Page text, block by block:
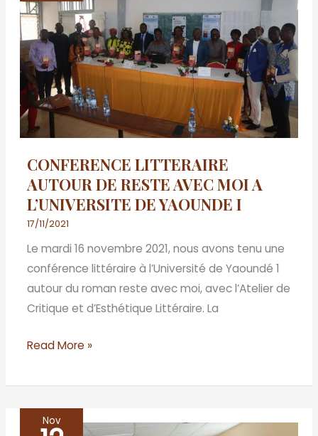
CONFERENCE LITTERAIRE
AUTOUR DE RESTE AVEC MOI A
L’UNIVERSITE DE YAOUNDE I
17/11/2021
Le mardi 16 novembre 2021, nous avons tenu une
conférence littéraire à l’Université de Yaoundé 1
autour du roman reste avec moi, avec l’Atelier de
Critique et d’Esthétique Littéraire. La
AUTOUR
DE
RESTE
AVEC
MOI
A
L’UNIVERSITE
YAOUNDE
I
Read More »
Nov